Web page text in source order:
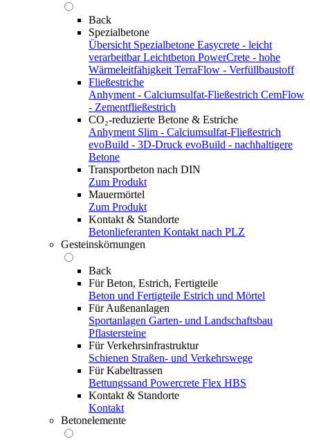
Back
Spezialbetone
Übersicht Spezialbetone Easycrete - leicht
verarbeitbar Leichtbeton PowerCrete - hohe
Wärmeleitfähigkeit TerraFlow - Verfüllbaustoff
Fließestriche
Anhyment - Calciumsulfat-Fließestrich CemFlow
- Zementfließestrich
CO₂-reduzierte Betone & Estriche
Anhyment Slim - Calciumsulfat-Fließestrich
evoBuild - 3D-Druck evoBuild - nachhaltigere
Betone
Transportbeton nach DIN
Zum Produkt
Mauermörtel
Zum Produkt
Kontakt & Standorte
Betonlieferanten Kontakt nach PLZ
Gesteinskörnungen
Back
Für Beton, Estrich, Fertigteile
Beton und Fertigteile Estrich und Mörtel
Für Außenanlagen
Sportanlagen Garten- und Landschaftsbau
Pflastersteine
Für Verkehrsinfrastruktur
Schienen Straßen- und Verkehrswege
Für Kabeltrassen
Bettungssand Powercrete Flex HBS
Kontakt & Standorte
Kontakt
Betonelemente